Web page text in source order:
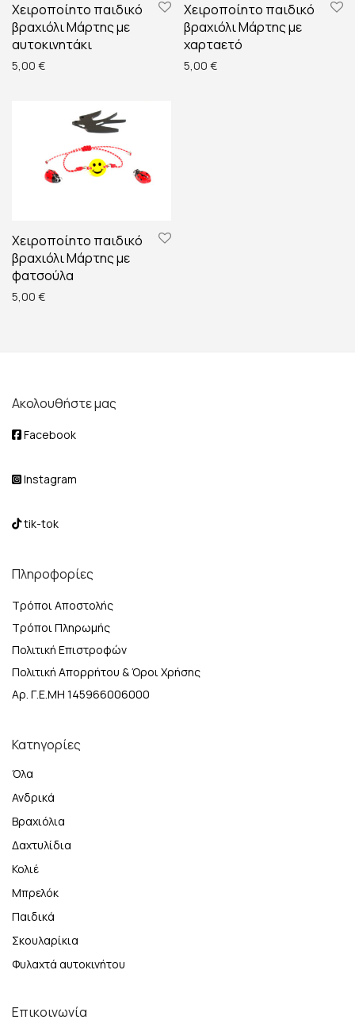
Χειροποίητο παιδικό
βραχιόλι Μάρτης με
αυτοκινητάκι
5,00 €
Χειροποίητο παιδικό
βραχιόλι Μάρτης με
χαρταετό
5,00 €
Χειροποίητο παιδικό
βραχιόλι Μάρτης με
φατσούλα
5,00 €
Ακολουθήστε μας
Facebook
Instagram
tik-tok
Πληροφορίες
Τρόποι Αποστολής
Τρόποι Πληρωμής
Πολιτική Επιστροφών
Πολιτική Απορρήτου & Όροι Χρήσης
Αρ. Γ.Ε.ΜΗ 145966006000
Κατηγορίες
Όλα
Ανδρικά
Βραχιόλια
Δαχτυλίδια
Κολιέ
Μπρελόκ
Παιδικά
Σκουλαρίκια
Φυλαχτά αυτοκινήτου
Επικοινωνία